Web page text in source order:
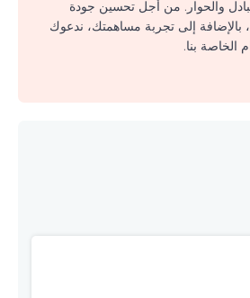
والحوار. من أجل تحسين جودة
بالإضافة إلى تجربة مساهمتك، ندعوك
الخاصة بنا.